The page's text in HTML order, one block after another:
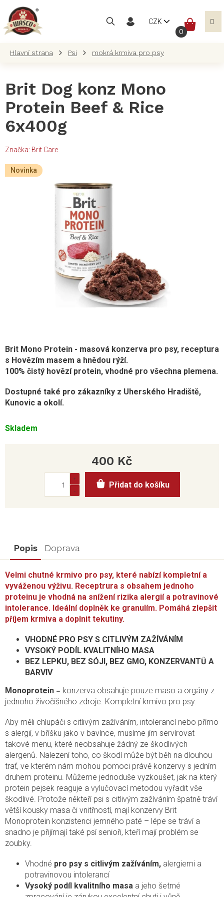
obsah
CZK
Psi mokrá krmiva pro psy
Brit Dog konz Mono
Protein Beef & Rice
6x400g
Značka: Brit Care
Novinka
Skladem
Brit Mono Protein - masová konzerva pro psy, receptura
s Hovězím masem a hnědou rýží.
100% čistý hovězí protein, vhodné pro všechna plemena.
Dostupné také pro zákazníky z Uherského Hradiště,
Kunovic a okolí.
400 Kč
cena:
Přidat do košíku
Popis Doprava
Velmi chutné krmivo pro psy, které nabízí kompletní a
vyváženou výživu. Receptrura s obsahem jednoho
proteinu je vhodná na snížení rizika alergií a potravinové
intolerance. Ideální doplněk ke granulím. Pomáhá zlepšit
příjem krmiva a doplnit tekutiny.
VHODNÉ PRO PSY S CITLIVÝM ZAŽÍVÁNÍM
VYSOKÝ PODÍL KVALITNÍHO MASA
BEZ LEPKU, BEZ SÓJI, BEZ GMO, KONZERVANTŮ A
BARVIV
Monoprotein = konzerva obsahuje pouze maso a orgány z
jednoho živočišného zdroje. Kompletní krmivo pro psy.
Aby měli chlupáči s citlivým zažíváním, intolerancí nebo přímo
s alergií, v bříšku jako v bavlnce, musíme jím servírovat
takové menu, které neobsahuje žádný ze škodlivých
alergenů. Nalezení toho, co škodí může být běh na dlouhou
trať, ve kterém nám mohou pomoci právě konzervy s jedním
druhem proteinu. Můžeme jednoduše vyzkoušet, jak na který
protein pejsek reaguje a vylučovací metodou vyřadit vše
škodlivé. Protože někteří psi s citlivým zažíváním špatně tráví
větší kousky masa či vnitřností, mají konzervy Brit
Monoprotein konzistenci jemného paté – lépe se tráví a
snadno je přijímají také psí senioři, kteří mají problém se
zoubky.
Vhodné pro psy s citlivým zažíváním, alergiemi a
potravinovou intolerancí
Vysoký podíl kvalitního masa a jeho šetrné